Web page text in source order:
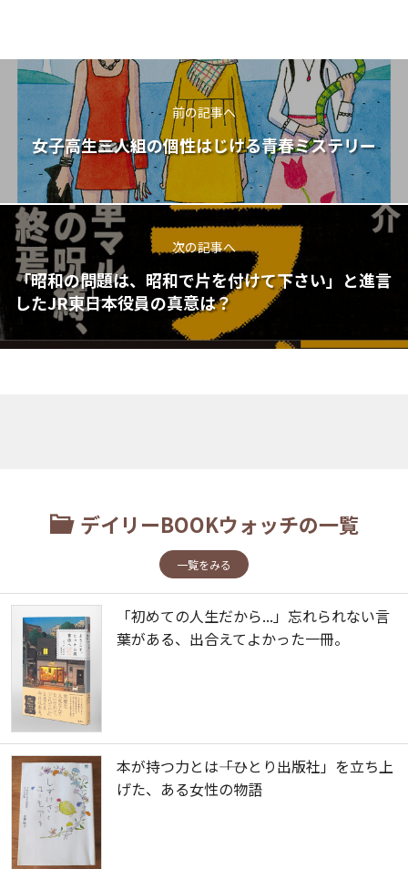
前の記事へ
女子高生三人組の個性はじける青春ミステリー
次の記事へ
「昭和の問題は、昭和で片を付けて下さい」と進言
したJR東日本役員の真意は？
デイリーBOOKウォッチの一覧
一覧をみる
「初めての人生だから...」忘れられない言
葉がある、出合えてよかった一冊。
本が持つ力とは――「ひとり出版社」を立ち上
げた、ある女性の物語